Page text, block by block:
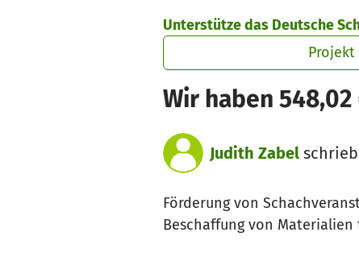
Unterstütze das Deutsche
Wir haben
Judith Zabel schrieb
Förderung von
Beschaffung von